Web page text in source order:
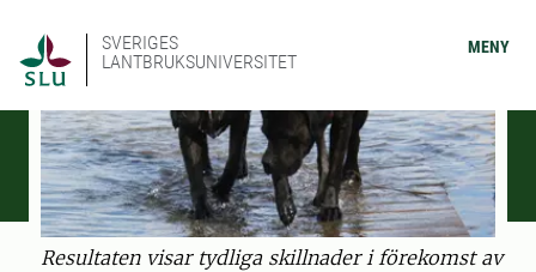
SVERIGES
LANTBRUKSUNIVERSITET
MENY
Resultaten visar tydliga skillnader i förekomst av